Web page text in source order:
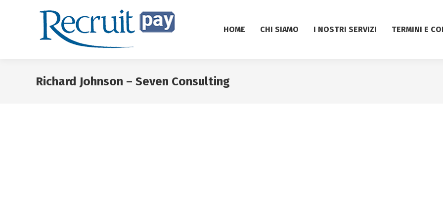
HOME CHI SIAMO I NOSTRI SERVIZI TERMINI E
Richard Johnson – Seven Consulting